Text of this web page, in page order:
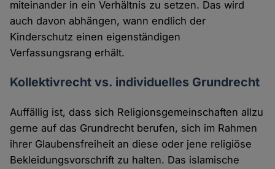
miteinander in ein Verhältnis zu setzen. Das wird
auch davon abhängen, wann endlich der
Kinderschutz einen eigenständigen
Verfassungsrang erhält.
Kollektivrecht vs. individuelles Grundrecht
Auffällig ist, dass sich Religionsgemeinschaften allzu
gerne auf das Grundrecht berufen, sich im Rahmen
ihrer Glaubensfreiheit an diese oder jene religiöse
Bekleidungsvorschrift zu halten. Das islamische